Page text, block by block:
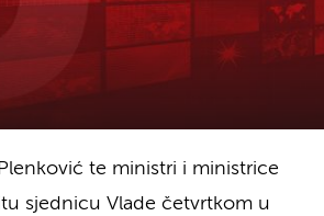
te ministri i ministrice
sjednicu Vlade četvrtkom u